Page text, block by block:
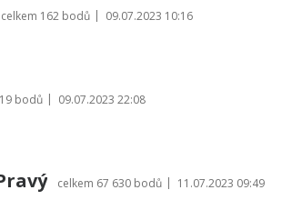
celkem 162 bodů | 09.07.2023 10:16
bodů | 09.07.2023 22:08
celkem 67 630 bodů | 11.07.2023 09:49